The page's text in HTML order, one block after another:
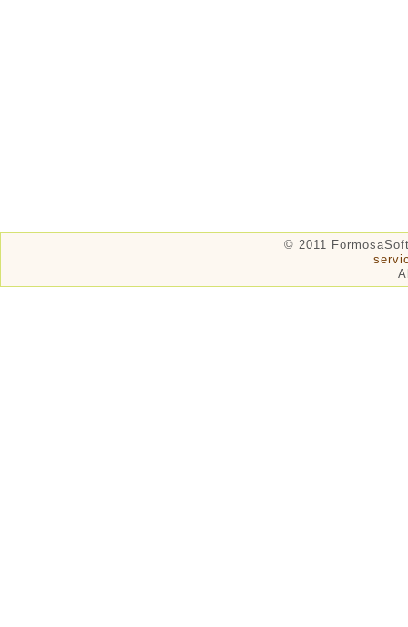
© 2011